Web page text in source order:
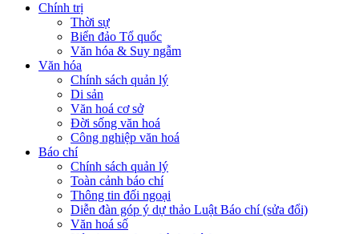
Chính trị
Thời sự
Biển đảo Tổ quốc
Văn hóa & Suy ngẫm
Văn hóa
Chính sách quản lý
Di sản
Văn hoá cơ sở
Đời sống văn hoá
Công nghiệp văn hoá
Báo chí
Chính sách quản lý
Toàn cảnh báo chí
Thông tin đối ngoại
Diễn đàn góp ý dự thảo Luật Báo chí (sửa đổi)
Văn hoá số